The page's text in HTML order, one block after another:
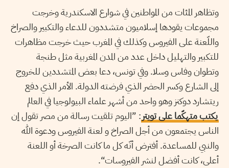
وتظاهر المئات من المواطنين في شوارع الاسكندرية وخرجت
مجموعات يقودها إسلاميون متشددون للدعاء والتكبير والصراخ
واللّعنة على الفيروس وكذلك في المغرب حيث خرجت مظاهرات
للتكبير والتهليل داخل عدد من المدن المغربية مثل طنجة
وتطوان وفاس وسلا. وفي تونس، دعا بعض المتشددين للخروج
إلى الشارع وكسر الحضر الذي فرضته الدولة. الأمر الذي دفع
ريتشارد دوكنز وهو واحد من أشهر علماء البيولوجيا في العالم
يكتب متهكّما على تويتر: ”اليوم تلقيت رسالة من مصر تقول إن
الناس يجتمعون من أجل الصراخ و لعنة الفيروس ودعوة الله
والنبي للمساعدة. أفترض أنّه كل ما كانت الصرخة أو اللعنة
أعلى، كانت أفضل لنشر الفيروسات“.